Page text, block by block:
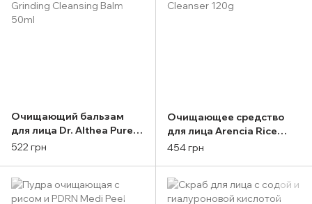
Очищающий бальзам
для лица Dr. Althea Pure
Grinding Cleansing Balm
522 грн
Очищающее средство
для лица Arencia Rice
Mucin Cleanser 120g
454 грн